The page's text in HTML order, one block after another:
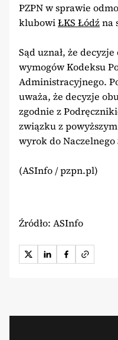
PZPN w sprawie
klubowiŁKS Łódźna
Sąd uznał, że
wymogów Kodeksu
Administracyjnego.
uważa, że decyzje
zgodnie z
związku z
wyrok do
(ASInfo / pzpn.pl)
Źródło: ASInfo